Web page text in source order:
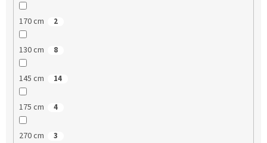
170 cm 2
130 cm 8
145 cm 14
175 cm 4
270 cm 3